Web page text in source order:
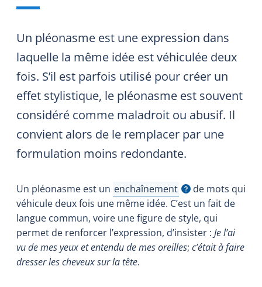
Un pléonasme est une expression dans
laquelle la même idée est véhiculée deux
fois. S’il est parfois utilisé pour créer un
effet stylistique, le pléonasme est souvent
considéré comme maladroit ou abusif. Il
convient alors de le remplacer par une
formulation moins redondante.
Un pléonasme est un enchaînement
Afficher l'infobullede mots qui
véhicule deux fois une même idée. C’est un fait de
langue commun, voire une figure de style, qui
permet de renforcer l’expression, d’insister : Je l’ai
vu de mes yeux et entendu de mes oreilles; c’était à faire
dresser les cheveux sur la tête.